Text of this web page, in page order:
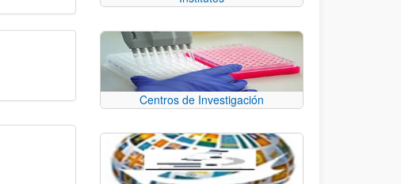
Centros de Investigación